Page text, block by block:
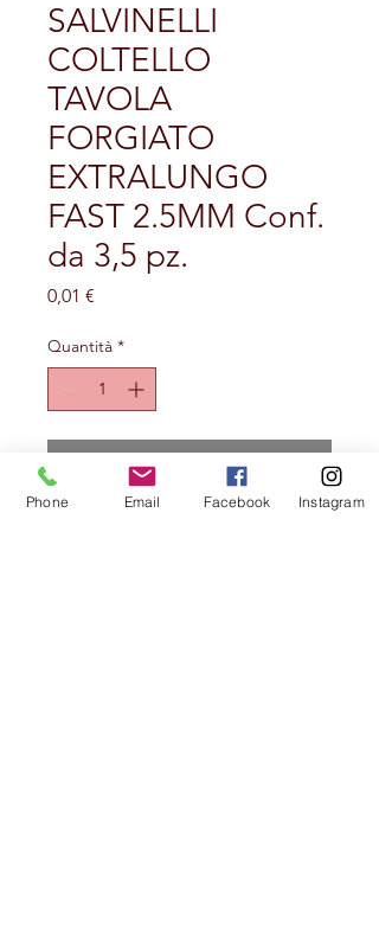
SALVINELLI
COLTELLO
TAVOLA
FORGIATO
EXTRALUNGO
FAST 2.5MM Conf.
da 3,5 pz.
0,01 €
Quantità *
Aggiungi al carrello
Phone Email Facebook Instagram